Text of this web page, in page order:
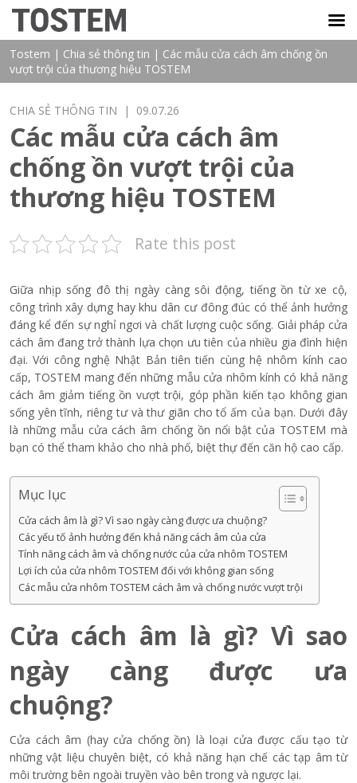
Tostem | Chia sẻ thông tin | Các mẫu cửa cách âm chống ồn
vượt trội của thương hiệu TOSTEM
CHIA SẺ THÔNG TIN | 09.07.26
Các mẫu cửa cách âm
chống ồn vượt trội của
thương hiệu TOSTEM
Rate this post
Giữa nhịp sống đô thị ngày càng sôi động, tiếng ồn từ xe cộ,
công trình xây dựng hay khu dân cư đông đúc có thể ảnh hưởng
đáng kể đến sự nghỉ ngơi và chất lượng cuộc sống. Giải pháp cửa
cách âm đang trở thành lựa chọn ưu tiên của nhiều gia đình hiện
đại. Với công nghệ Nhật Bản tiên tiến cùng hệ nhôm kính cao
cấp, TOSTEM mang đến những mẫu cửa nhôm kính có khả năng
cách âm giảm tiếng ồn vượt trội, góp phần kiến tạo không gian
sống yên tĩnh, riêng tư và thư giãn cho tổ ấm của bạn. Dưới đây
là những mẫu cửa cách âm chống ồn nổi bật của TOSTEM mà
bạn có thể tham khảo cho nhà phố, biệt thự đến căn hộ cao cấp.
Mục lục
Cửa cách âm là gì? Vì sao ngày càng được ưa chuộng?
Các yếu tố ảnh hưởng đến khả năng cách âm của cửa
Tính năng cách âm và chống nước của cửa nhôm TOSTEM
Lợi ích của cửa nhôm TOSTEM đối với không gian sống
Các mẫu cửa nhôm TOSTEM cách âm và chống nước vượt trội
Cửa cách âm là gì? Vì sao
ngày càng được ưa
chuộng?
Cửa cách âm (hay cửa chống ồn) là loại cửa được cấu tạo từ
những vật liệu chuyên biệt, có khả năng hạn chế các tạp âm từ
môi trường bên ngoài truyền vào bên trong và ngược lại.
TOSTEM VIỆT NAM